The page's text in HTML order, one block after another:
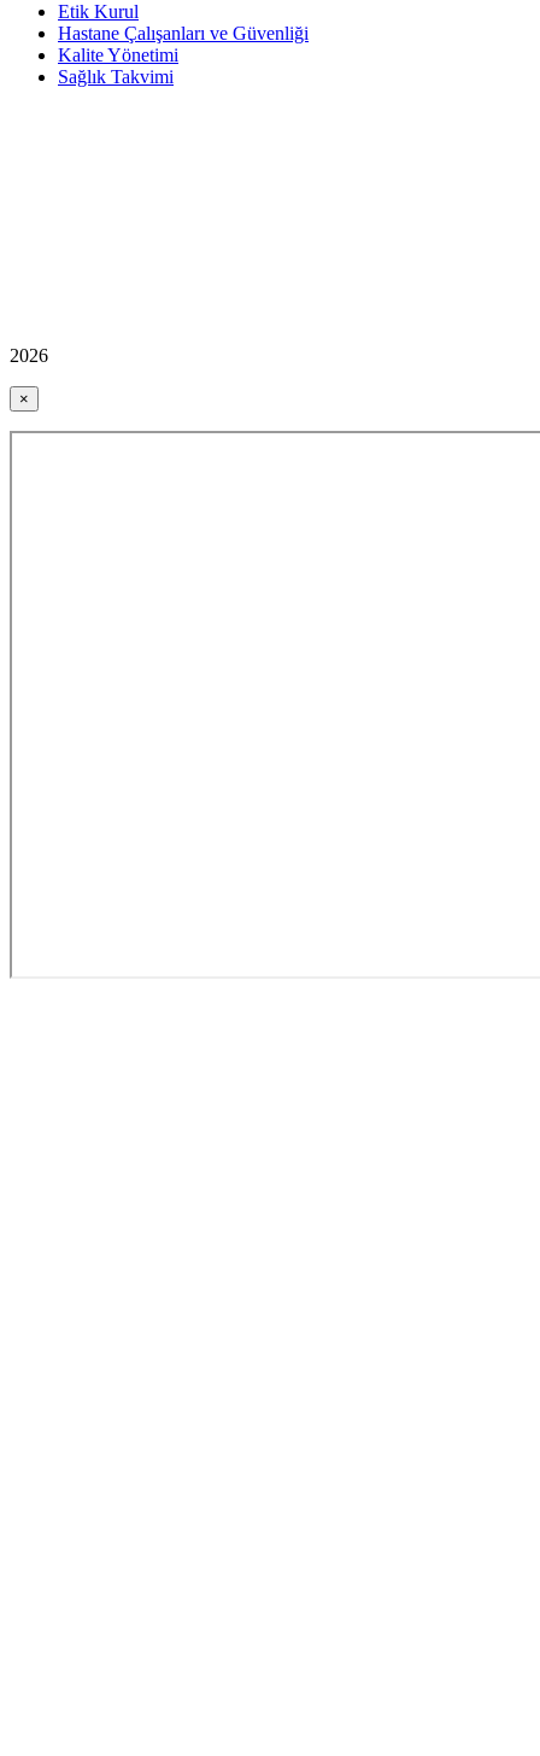
Etik Kurul
Hastane Çalışanları ve Güvenliği
Kalite Yönetimi
Sağlık Takvimi
2026
×